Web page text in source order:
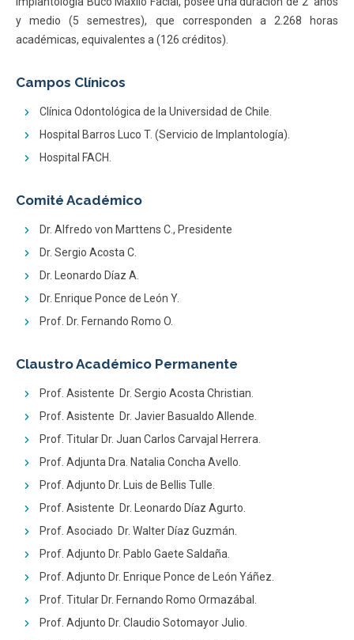
y medio (5 semestres), que corresponden a 2.268 horas
académicas, equivalentes a (126 créditos).
Campos Clínicos
Clínica Odontológica de la Universidad de Chile.
Hospital Barros Luco T. (Servicio de Implantología).
Hospital FACH.
Comité Académico
Dr. Alfredo von Marttens C., Presidente
Dr. Sergio Acosta C.
Dr. Leonardo Díaz A.
Dr. Enrique Ponce de León Y.
Prof. Dr. Fernando Romo O.
Claustro Académico Permanente
Prof. Asistente Dr. Sergio Acosta Christian.
Prof. Asistente Dr. Javier Basualdo Allende.
Prof. Titular Dr. Juan Carlos Carvajal Herrera.
Prof. Adjunta Dra. Natalia Concha Avello.
Prof. Adjunto Dr. Luis de Bellis Tulle.
Prof. Asistente Dr. Leonardo Díaz Agurto.
Prof. Asociado Dr. Walter Díaz Guzmán.
Prof. Adjunto Dr. Pablo Gaete Saldaña.
Prof. Adjunto Dr. Enrique Ponce de León Yáñez.
Prof. Titular Dr. Fernando Romo Ormazábal.
Prof. Adjunto Dr. Claudio Sotomayor Julio.